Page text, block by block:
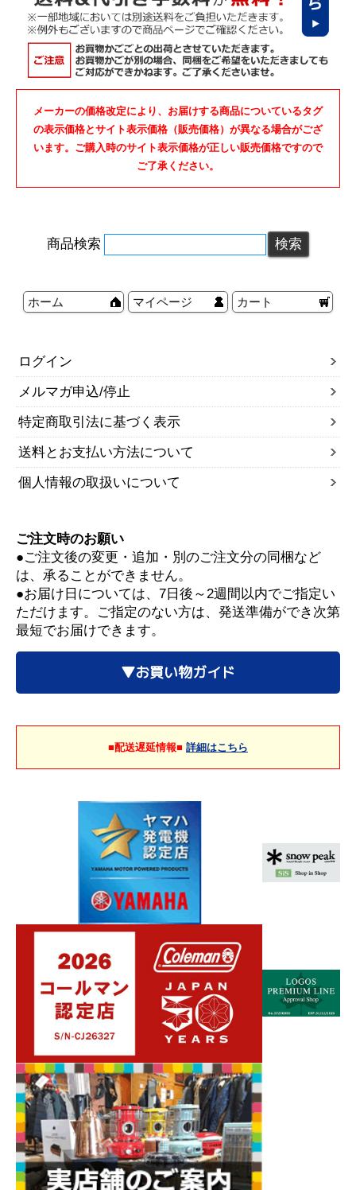
メーカーの価格改定により、お届けする商品についているタグ
の表示価格とサイト表示価格（販売価格）が異なる場合がござ
います。ご購入時のサイト表示価格が正しい販売価格ですので
ご了承ください。
商品検索
ホーム マイページ カート
ログイン
メルマガ申込/停止
特定商取引法に基づく表示
送料とお支払い方法について
個人情報の取扱いについて
ご注文時のお願い
●ご注文後の変更・追加・別のご注文分の同梱など
は、承ることができません。
●お届け日については、7日後～2週間以内でご指定い
ただけます。ご指定のない方は、発送準備ができ次第
最短でお届けできます。
▼お買い物ガイド
■配送遅延情報■ 詳細はこちら